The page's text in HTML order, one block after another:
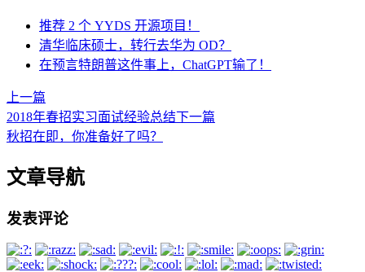
推荐 2 个 YYDS 开源项目！
清华临床硕士，转行去华为 OD？
在预言特朗普这件事上，ChatGPT输了！
上一篇
2018年春招实习面试经验总结下一篇
秋招在即，你准备好了吗？
文章导航
发表评论